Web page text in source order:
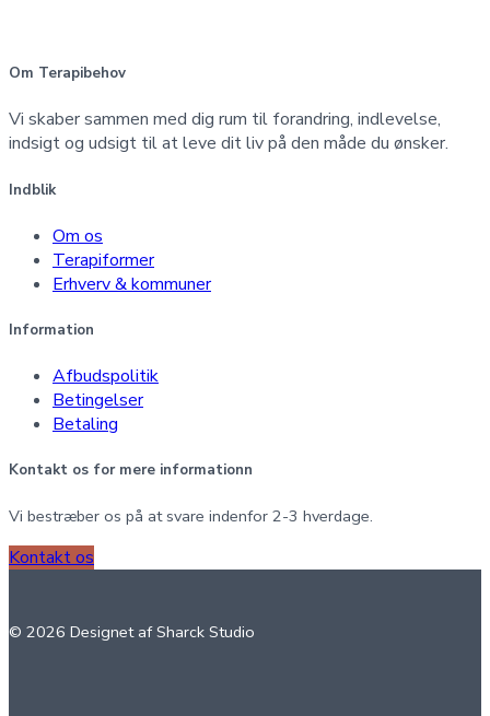
Om Terapibehov
Vi skaber sammen med dig rum til forandring, indlevelse,
indsigt og udsigt til at leve dit liv på den måde du ønsker.
Indblik
Om os
Terapiformer
Erhverv & kommuner
Information
Afbudspolitik
Betingelser
Betaling
Kontakt os for mere informationn
Vi bestræber os på at svare indenfor 2-3 hverdage.
Kontakt os
© 2026 Designet af Sharck Studio